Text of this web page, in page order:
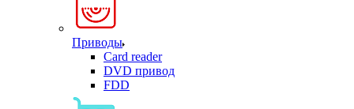
Приводы
Card reader
DVD привод
FDD